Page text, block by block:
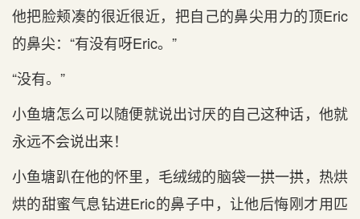
他把脸颊凑的很近很近，把自己的鼻尖用力的顶Eric
的鼻尖：“有没有呀Eric。”
“没有。”
小鱼塘怎么可以随便就说出讨厌的自己这种话，他就
永远不会说出来！
小鱼塘趴在他的怀里，毛绒绒的脑袋一拱一拱，热烘
烘的甜蜜气息钻进Eric的鼻子中，让他后悔刚才用匹